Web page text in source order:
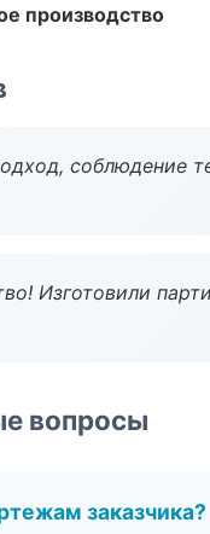
производство
соблюдение
Изготовили
вопросы
заказчика?